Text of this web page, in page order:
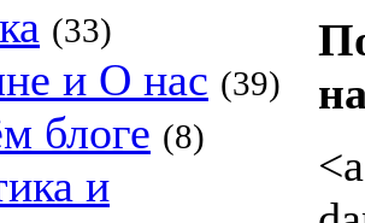
(33)
и О нас (39)
блоге (8)
и